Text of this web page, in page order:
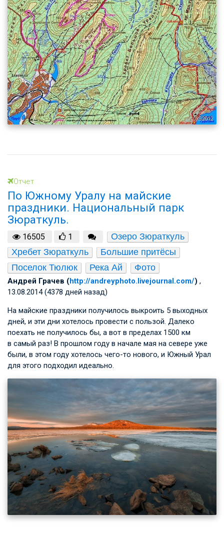
Отчет
По Южному Уралу на майские
праздники. Национальный парк
Зюраткуль.
16505 1
Озеро Зюраткуль
Хребет Зюраткуль
Большие притёсы
Поселок Тюлюк
Река Ай Фото
Андрей Грачев (http://andreyphoto.livejournal.com/) ,
13.08.2014 (4378 дней назад)
На майские праздники получилось выкроить 5 выходных
дней, и эти дни хотелось провести с пользой. Далеко
поехать не получилось бы, а вот в пределах 1500 км
в самый раз! В прошлом году в начале мая на севере уже
были, в этом году хотелось чего-то нового, и Южный Урал
для этого подходил идеально.